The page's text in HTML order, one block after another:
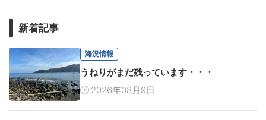
新着記事
海況情報
うねりがまだ残っています・・・
2026年08月9日